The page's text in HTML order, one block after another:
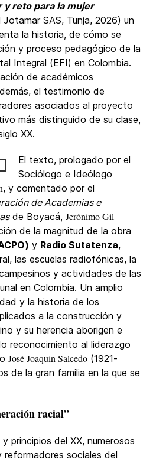
y reto para la mujer
SAS, Tunja, 2026) un
la historia, de cómo se
y proceso pedagógico de la
Integral (EFI) en Colombia.
de académicos
el testimonio de
asociados al proyecto
más distinguido de su clase,
XX.
El texto, prologado por el
Sociólogo e Ideólogo
, y comentado por el
de Academias e
de Boyacá, Jerónimo Gil
de la magnitud de la obra
y Radio Sutatenza,
las escuelas radiofónicas, la
y actividades de las
en Colombia. Un amplio
y la historia de los
a la construcción y
y su herencia aborigen e
reconocimiento al liderazgo
José Joaquin Salcedo (1921-
de la gran familia en la que se
racial”
principios del XX, numerosos
reformadores sociales del